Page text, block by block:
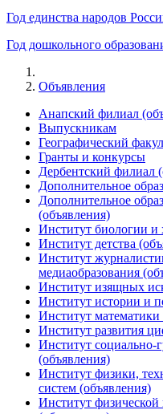
Год единства народов
Год дошкольного
Объявления
Анапский филиал
Выпускникам
Географический
Гранты и конкурсы
Дербентский филиал
Дополнительное
Дополнительное
(объявления)
Институт биологии и
Институт детства
Институт
медиаобразования
Институт изящных
Институт истории и
Институт
Институт развития
Институт социально-
(объявления)
Институт физики,
систем (объявления)
Институт физической